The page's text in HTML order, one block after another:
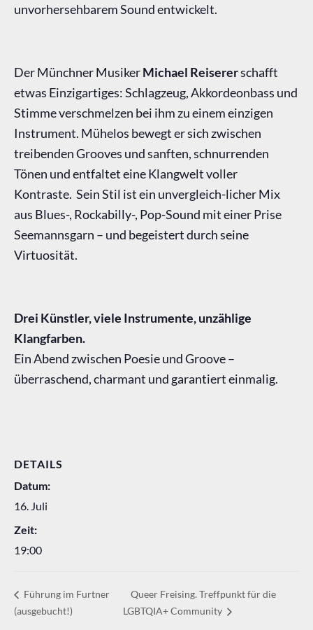
unvorhersehbarem Sound entwickelt.
Der Münchner MusikerMichael Reisererschafft
etwas Einzigartiges: Schlagzeug, Akkordeonbass und
Stimme verschmelzen bei ihm zu einem einzigen
Instrument. Mühelos bewegt er sich zwischen
treibenden Grooves und sanften, schnurrenden
Tönen und entfaltet eine Klangwelt voller
Kontraste. Sein Stil ist ein unvergleich-licher Mix
aus Blues-, Rockabilly-, Pop-Sound mit einer Prise
Seemannsgarn – und begeistert durch seine
Virtuosität.
Drei Künstler, viele Instrumente, unzählige
Klangfarben.
Ein Abend zwischen Poesie und Groove –
überraschend, charmant und garantiert einmalig.
DETAILS
Datum:
16. Juli
Zeit:
19:00
Führung im Furtner
(ausgebucht!)
Queer Freising. Treffpunkt für die
LGBTQIA+ Community